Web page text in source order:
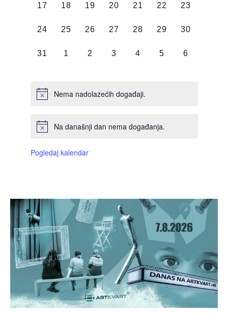
0
17
0
18
0
19
0
20
0
21
0
22
0
23
0
24
0
25
0
26
0
27
0
28
0
29
0
30
0
31
0
1
0
2
0
3
0
4
0
5
0
6
Nema nadolazećih događaji.
Na današnji dan nema događanja.
Pogledaj kalendar